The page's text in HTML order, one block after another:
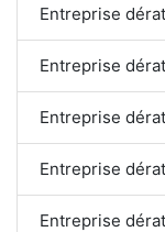
Entreprise
Entreprise
Entreprise
Entreprise
Entreprise